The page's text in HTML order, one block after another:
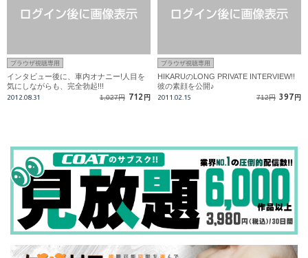
ブラウザ視聴専用
インタビュー後に、車内オナニー!人目を
気にしながらも、完全勃起!!!
2012.08.31 1,027円 712 円
ブラウザ視聴専用
HIKARUのLONG PRIVATE INTERVIEW!!
彼の素顔を公開♪
2011.02.15 712円 397 円